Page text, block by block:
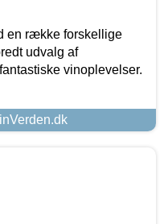
en række forskellige
udvalg af
vinoplevelser.